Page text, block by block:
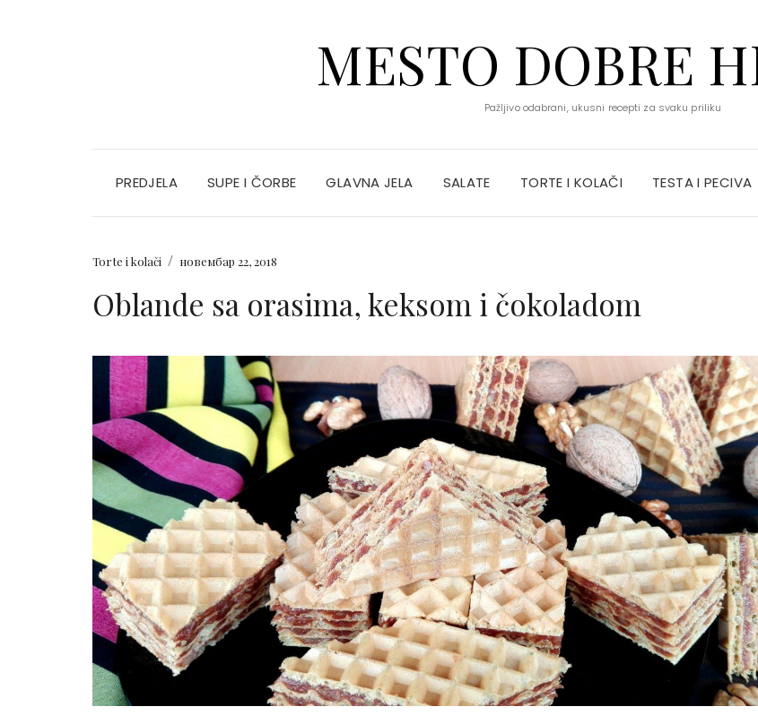
MESTO DOBRE
Pažljivo odabrani, ukusni recepti za svaku priliku
PREDJELA SUPE I ČORBE GLAVNA JELA SALATE TORTE I KOLAČI TESTA I PECIVA
Torte i kolači / новембар 22, 2018
Oblande sa orasima, keksom i čokoladom